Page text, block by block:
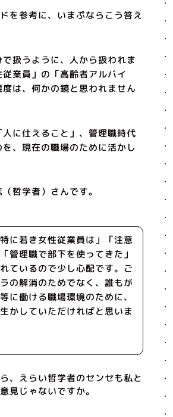
を参考に、いまぷならこう答え
扱うように、人から扱われま
業員」の「高齢者アルバイ
度は、何かの鏡と思われません
人に仕えること」、管理職時代
、現在の職場のために活かし
哲学者）さんです。
に若き女性従業員は」「注意
管理職で部下を使ってきた」
ているので少し心配です。ご
の解消のためでなく、誰もが
に働ける職場環境のために、
かしていただければと思いま
、えらい哲学者のセンセも私と
見じゃないですか。